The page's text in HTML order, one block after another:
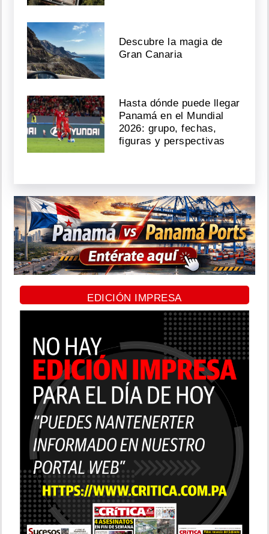
Descubre la magia de
Gran Canaria
Hasta dónde puede llegar
Panamá en el Mundial
2026: grupo, fechas,
figuras y perspectivas
EDICIÓN IMPRESA